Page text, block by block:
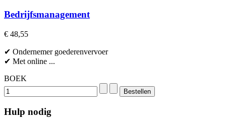
Bedrijfsmanagement
€ 48,55
✔ Ondernemer goederenvervoer
✔ Met online ...
BOEK
Hulp nodig